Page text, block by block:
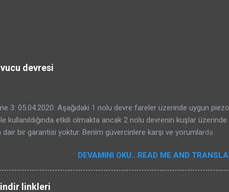
devresi
3: 05.04.2020: Aşağıdaki 1 nolu devre fareler üzerinde uygun piezo
kullanıldığında etkili olmakta ancak 2 nolu devrenin kuşlar üzerinde
dair bir garantisi yoktur. Benim güvercinlere karşı ve yorumlarda
gelmeyebilir. Kuş kovucular oldukça karışık sistemlerdir. Kullanılacak
nedenle konunun özü olan kuşların duydukları seslerin
yazdım. Bu devreyi veya internetten bulduğunuz bir kuş kovucu
DEVAMINI OKU...READ ME AND
linkleri